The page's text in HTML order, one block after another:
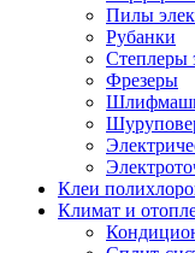
Пилы
Рубанки
Степлеры
Фрезеры
Клеи
Климат и